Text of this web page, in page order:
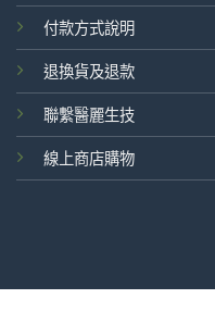
付款方式說明
退換貨及退款
聯繫醫麗生技
線上商店購物